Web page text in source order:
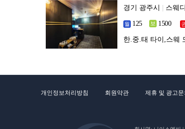
경기 광주시 스웨
한.중.태 타이,스웨
개인정보처리방침 회원약관 제휴 및 광고문